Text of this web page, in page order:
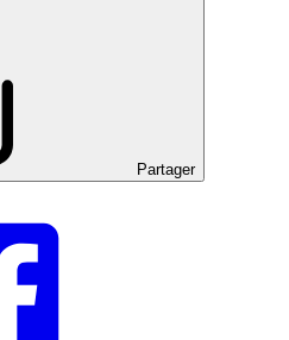
Partager